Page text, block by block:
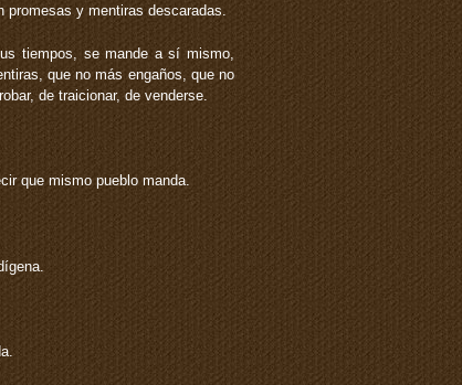
promesas y mentiras descaradas.
tiempos, se mande a sí mismo,
que no más engaños, que no
de traicionar, de venderse.
que mismo pueblo manda.